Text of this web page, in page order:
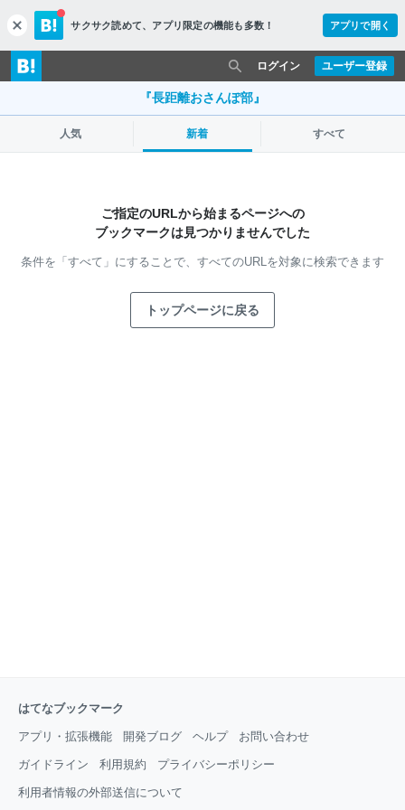
c
l
o
s
サクサク読めて、 アプリ限定の機能も多数！ アプリで開く
ユーザー登録
ログイン
『長距離おさんぽ部』
人気 新着 すべて
ご指定のURLから始まるページへの
ブックマークは見つかりませんでした
条件を「すべて」にすることで、 すべてのURLを対象に検索できます
トップページに戻る
はてなブックマーク
アプリ・拡張機能 開発ブログ ヘルプ お問い合わせ
ガイドライン 利用規約 プライバシーポリシー
利用者情報の外部送信について